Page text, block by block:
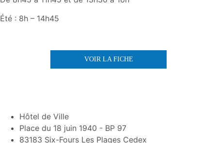
Été : 8h – 14h45
VOIR LA FICHE
Hôtel de Ville
Place du 18 juin 1940 - BP 97
83183 Six-Fours Les Plages Cedex